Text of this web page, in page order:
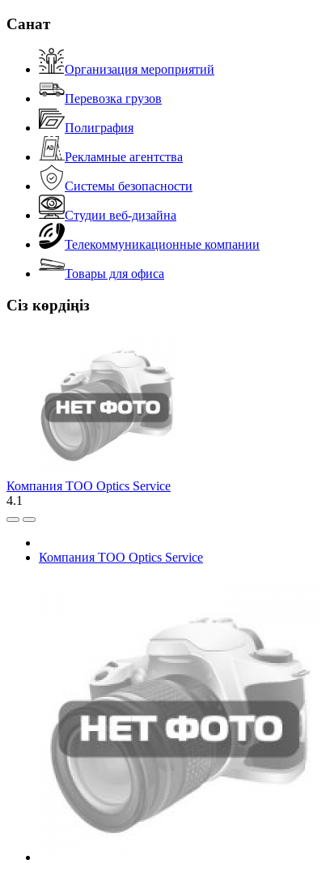
Санат
Организация мероприятий
Перевозка грузов
Полиграфия
Рекламные агентства
Системы безопасности
Студии веб-дизайна
Телекоммуникационные компании
Товары для офиса
Сіз көрдіңіз
Компания ТОО Optics Service
4.1
Компания ТОО Optics Service